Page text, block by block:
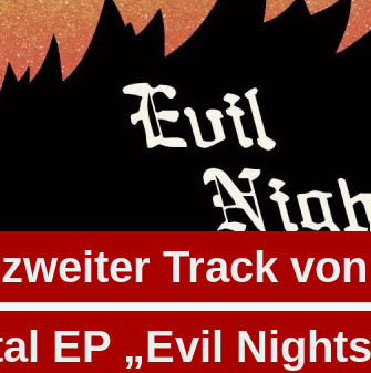
Track von
EP „Evil